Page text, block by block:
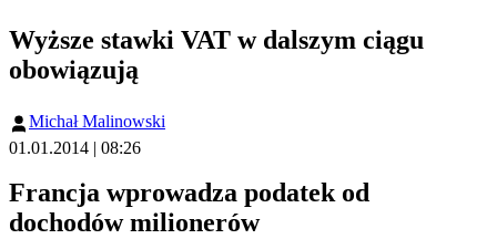
Wyższe stawki VAT w dalszym ciągu
obowiązują
Michał Malinowski
01.01.2014 | 08:26
Francja wprowadza podatek od
dochodów milionerów